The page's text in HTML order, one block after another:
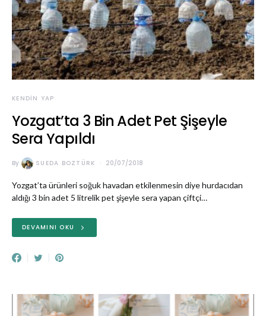
KENDIN YAP
Yozgat’ta 3 Bin Adet Pet Şişeyle
Sera Yapıldı
By SUEDA BOZTÜRK 20/07/2018
Yozgat’ta ürünleri soğuk havadan etkilenmesin diye hurdacıdan
aldığı 3 bin adet 5 litrelik pet şişeyle sera yapan çiftçi…
DEVAMINI OKU